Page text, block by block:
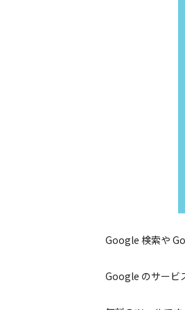
Google 検索や
Google のサービ